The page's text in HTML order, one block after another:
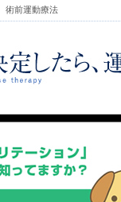
術前運動療法